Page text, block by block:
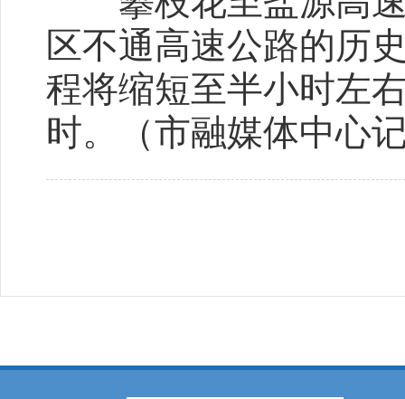
区不通高速公路的历
程将缩短至半小时左
时。（市融媒体中心